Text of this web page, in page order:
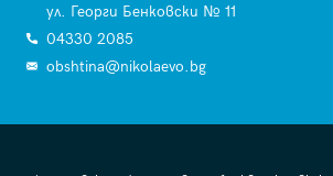
ул. Георги Бенковски № 11
04330 2085
obshtina@nikolaevo.bg